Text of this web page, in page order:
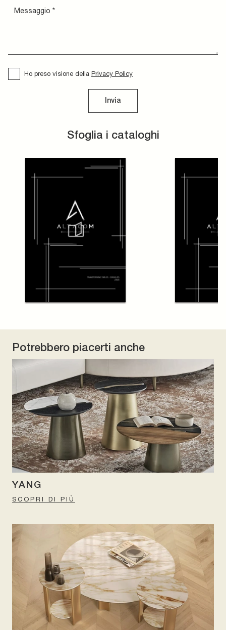
Sfoglia i cataloghi
Ho preso visione della Privacy Policy
Invia
Potrebbero piacerti anche
YANG
SCOPRI DI PIÙ